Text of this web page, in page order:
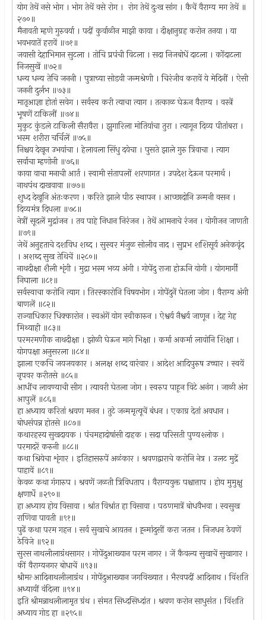
योग तेथें नसे भोग । भोग तेथें वसे रोग । रोग तेथें दुःख सांग । कैचें वैराग्य मग तेथें ॥
२७०॥
मैनावती म्हणे गुरुवर्या । पदीं कुर्वाळीन माझी काया । दीक्षानुग्रह करोन तनया । या
भवभयातें हरावें ॥७१॥
जयासी देहाभिमान सुटला । तोचि प्रपंची विटला । सदा निजबोधें दाटला । कोंदाटला
निजसुखें ॥७२॥
धन्य धन्य तेचि जननी । पुत्राच्या सोडवी जन्मश्रेणी । चिरंजीव करावें ये मेदिनीं । ऐसी
जननी दुर्लभ ॥७३॥
मातृआज्ञा होतां सवेग । सर्वस्व करी त्याचा त्याग । तत्काळ घेऊन वैराग्य । वस्त्रें
भूषणें टाकिलीं ॥७४॥
मुकुट कुंडले टाकिली सैरावैरा । झुगारिला मोतियांचा तुरा । त्यागून दिव्य पीतांबरा ।
भस्म शरीरा चर्चिलें ॥७५॥
निश्चय देखून उभयांचा । हेलावला सिंधु दयेचा । पुसते झाले गुरु त्रिवाचा । त्याग
सर्वाचा म्हणोनी ॥७६॥
काया वाचा मनाची आर्त । स्वामी संतापलों शरणागत । उपदेश देऊन परमार्थ ।
नाथपंथ दाखवावा ॥७७॥
शुध्द देखूनि अंतःकरण । करिते झाले पीठ स्थापन । आच्छादोनि उन्मनी वसन ।
दिव्यमंत्र दिधला ॥७८॥
नेत्रीं सूदलें मुद्रांजन । तव पाहे निधान निरंजन । तेथें आमनाचे रंजन । योगीजन जाणती
॥७९॥
जेथें अनुहताचे दशविध शब्द । सुस्वर मंजुळ सोलीव नाद । सुप्रभ शशिसूर्य अनेकवृंद
। अशब्द सुख तेथिचें ॥२८०॥
नाथदीक्षा शैली शृंगी । मुद्रा भस्म भव्य अंगी । गोपेंदु राजा होऊनि योगी । योगमार्गी
निघाला ॥८१॥
सर्वस्वाचा करोनि त्याग । तिरस्कारोनि विषयभोग । गोपेंदुनें घेतला जोग । वैराग्य अंगी
बाणलें ॥८२॥
राज्याधिकार धिक्कारोन । स्वअंगें योग स्वीकारुन । ऐश्वर्य नैश्वर्य जाणून । देह गेह
मिथ्याही ॥८३॥
परमरमणीक नाथदीक्षा । झोळी घेऊन मागे भिक्षा । कर्मा अकर्मा लावोनि शिक्षा ।
योगपक्षा अनुसरला ॥८४॥
झाला एकचि जयजयकार । अलक्ष शब्द वारंवार । आदेश आदिपुरुष उच्चार । स्वयें
नृपवर करीतसे ॥८५॥
आधींच लावण्याची सीग । त्यावरी घेतला जोग । स्वरुप पाहून विटे अनंग । जाळी अंग
आपुलें ॥८६॥
हा अध्याय करितां श्रवण मनन । तुटे जन्ममृत्यूचें बंधन । एकाग्र देतां अवधान ।
बोधसंपन्न होतसे ॥८७॥
कथारहस्य सुखदायक । पंचमहादोषांसी दाहक । सदा परिसती पुण्यश्लोक ।
परमादरें करुनी ॥८८॥
कथा श्रियेचा शृंगार । इतिहासरुपें अळंकार । श्रवणद्वाराचे करोनि नेत्र । उलट मुद्रें
पाहावें ॥८९॥
केवळ कथा गंगारुप । श्रवणें जळती त्रिविधताप । वैराग्ययुक्त पश्चात्ताप । होय मुमुक्षु
क्षणार्धे ॥२९०॥
हा अध्याय होय विसावा । श्रांत विश्रांत हा विसावा । पठणमात्रें बोधवैभवा । स्वसुख
राणिवा पावती ॥९१॥
पुढें कथा परम गहन । सर्व सुखाचे आयतन । ह्र्न्मांदुसीं करा जतन । निजधन ठेवणें
ठेविजे ॥९२॥
सुरस नाथलीलाग्रंथसागर । गोपेंदुआख्यान परम नागर । जें कैवल्य सुखाचें सुखागार ।
कीं वैराग्यनगर बोधाचें ॥९३॥
श्रीमत्‍ आदिनाथलीलाग्रंथ । गोपेंदुआख्यान जगविख्यात । भैरवपदीं आदिनाथ । विंशति
अध्यायीं वंदिला ॥९४॥
इति श्रीमन्नाथलीलामृत ग्रंथ । संमत सिध्दसिध्दांत । श्रवण करोन साधुसंत । विंशति
अध्याय गोड हा ॥२९५॥